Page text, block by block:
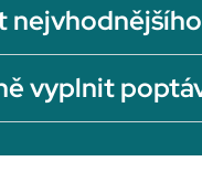
vyplnit